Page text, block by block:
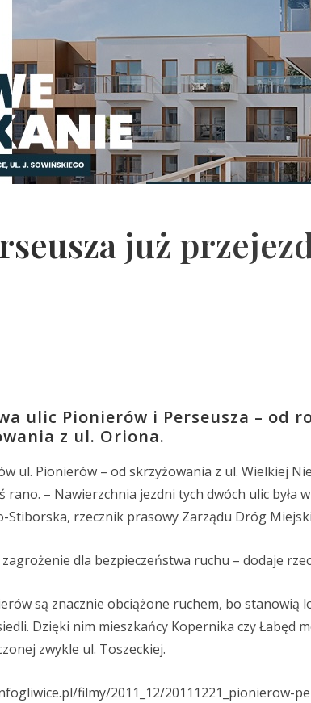
już
ulic Pionierów i Perseusza – od
z ul. Oriona.
ul. Pionierów – od skrzyżowania z ul. Wielkiej
rano. – Nawierzchnia jezdni tych dwóch ulic była
Stiborska, rzecznik prasowy Zarządu Dróg
dla bezpieczeństwa ruchu – dodaje
są znacznie obciążone ruchem, bo stanowią
Dzięki nim mieszkańcy Kopernika czy Łabęd
zwykle ul. Toszeckiej.
filmy/2011_12/20111221_pionierow-